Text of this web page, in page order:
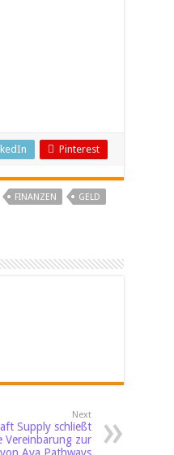
Pinterest
FINANZEN
GELD
Next
Supply schließt
Vereinbarung zur